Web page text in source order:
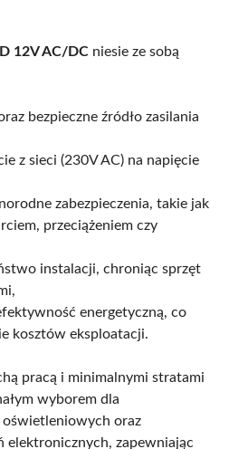
12V AC/DC niesie ze sobą
bezpieczne źródło zasilania
z sieci (230V AC) na napięcie
zabezpieczenia, takie jak
przeciążeniem czy
instalacji, chroniąc sprzęt
energetyczną, co
kosztów eksploatacji.
pracą i minimalnymi stratami
wyborem dla
oraz
elektronicznych, zapewniając